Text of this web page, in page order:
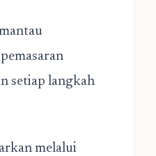
setiap langkah
melalui